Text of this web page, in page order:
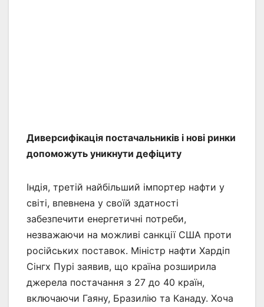
Диверсифікація постачальників і нові ринки
допоможуть уникнути дефіциту
Індія, третій найбільший імпортер нафти у
світі, впевнена у своїй здатності
забезпечити енергетичні потреби,
незважаючи на можливі санкції США проти
російських поставок. Міністр нафти Хардіп
Сінгх Пурі заявив, що країна розширила
джерела постачання з 27 до 40 країн,
включаючи Гаяну, Бразилію та Канаду. Хоча